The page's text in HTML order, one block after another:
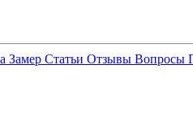
Замер Статьи Отзывы Вопросы